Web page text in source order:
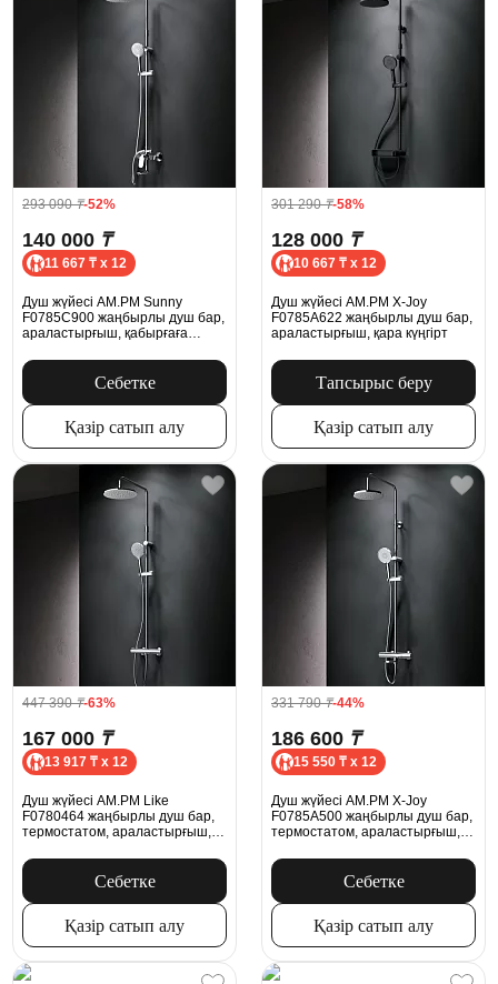
293 090₸-52%
140 000 ₸
11 667 ₸ x 12
Душ жүйесі AM.PM Sunny
F0785C900 жаңбырлы душ бар,
араластырғыш, қабырғаға
Себетке
Қазір сатып алу
301 290₸-58%
128 000 ₸
10 667 ₸ x 12
Душ жүйесі AM.PM X-Joy
F0785A622 жаңбырлы душ бар,
араластырғыш, қара күңгірт
Тапсырыс беру
Қазір сатып алу
447 390₸-63%
167 000 ₸
13 917 ₸ x 12
Душ жүйесі AM.PM Like
F0780464 жаңбырлы душ бар,
термостатом, араластырғыш,
Себетке
Қазір сатып алу
331 790₸-44%
186 600 ₸
15 550 ₸ x 12
Душ жүйесі AM.PM X-Joy
F0785A500 жаңбырлы душ бар,
термостатом, араластырғыш,
хром
Себетке
Қазір сатып алу